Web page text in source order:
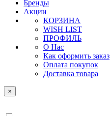
Бренды
Акции
КОРЗИНА
WISH LIST
ПРОФИЛЬ
О Нас
Как оформить заказ
Оплата покупок
Доставка товара
×